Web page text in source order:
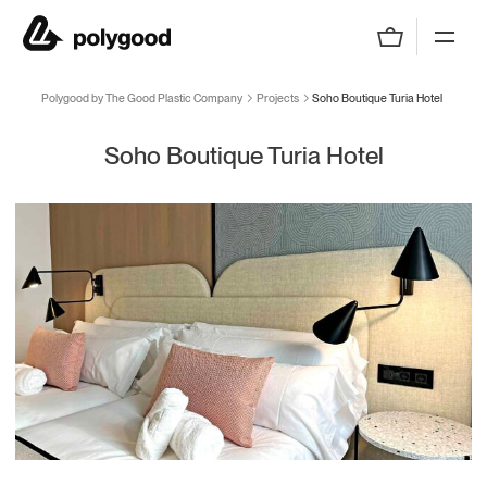
Polygood by The Good Plastic Company
Polygood by The Good Plastic Company Projects Soho Boutique Turia Hotel
Soho Boutique Turia Hotel